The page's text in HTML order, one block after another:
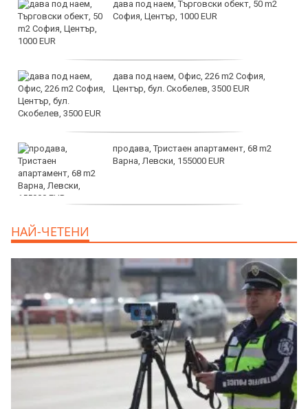
дава под наем, Търговски обект, 50 m2
София, Център, 1000 EUR
дава под наем, Офис, 226 m2 София,
Център, бул. Скобелев, 3500 EUR
продава, Тристаен апартамент, 68 m2
Варна, Левски, 155000 EUR
НАЙ-ЧЕТЕНИ